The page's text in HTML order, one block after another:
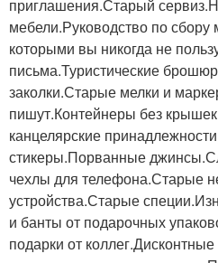
приглашения.Старый
мебели.Руководство по
которыми вы никогда не
письма.Туристические
заколки.Старые мелки и
пишут.Контейнеры без
канцелярские
стикеры.Порванные
чехлы для телефона.Старые
устройства.Старые
и банты от подарочных
подарки от